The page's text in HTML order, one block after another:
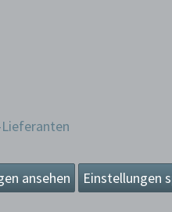
ansehen Einstellungen